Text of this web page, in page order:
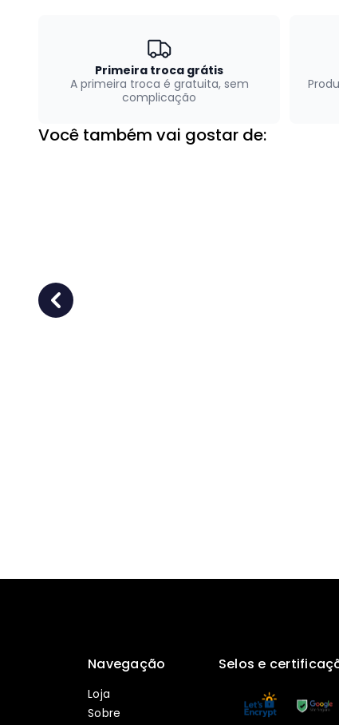
Primeira troca grátis
A primeira troca é gratuita, sem
complicação
Você também vai gostar de:
Navegação
Loja
Sobre
Selos e